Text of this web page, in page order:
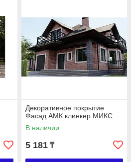
Декоративное покрытие
Фасад АМК клинкер МИКС
В наличии
5 181 ₸